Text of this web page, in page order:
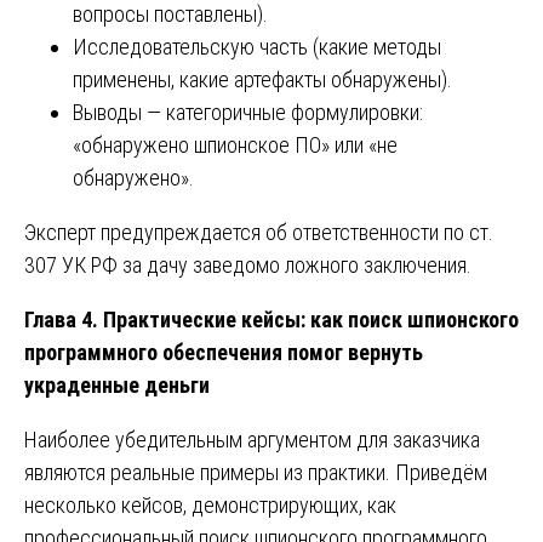
вопросы поставлены).
Исследовательскую часть (какие методы
применены, какие артефакты обнаружены).
Выводы — категоричные формулировки:
«обнаружено шпионское ПО» или «не
обнаружено».
Эксперт предупреждается об ответственности по ст.
307 УК РФ за дачу заведомо ложного заключения.
Глава 4. Практические кейсы: как поиск шпионского
программного обеспечения помог вернуть
украденные деньги
Наиболее убедительным аргументом для заказчика
являются реальные примеры из практики. Приведём
несколько кейсов, демонстрирующих, как